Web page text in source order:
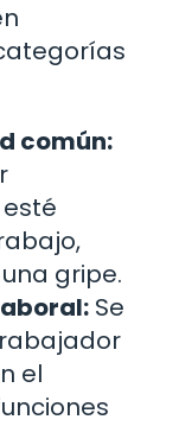
común:
gripe.
Se
el